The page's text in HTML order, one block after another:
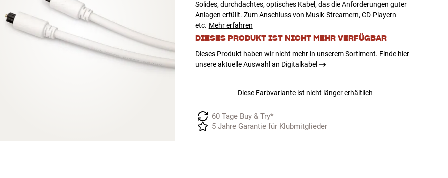
Solides, durchdachtes, optisches Kabel, das die Anforderungen guter
Anlagen erfüllt. Zum Anschluss von Musik-Streamern, CD-Playern
etc. Mehr erfahren
DIESES PRODUKT IST NICHT MEHR VERFÜGBAR
Dieses Produkt haben wir nicht mehr in unserem Sortiment. Finde hier
unsere aktuelle Auswahl an Digitalkabel
Diese Farbvariante ist nicht länger erhältlich
60 Tage Buy & Try*
5 Jahre Garantie für Klubmitglieder